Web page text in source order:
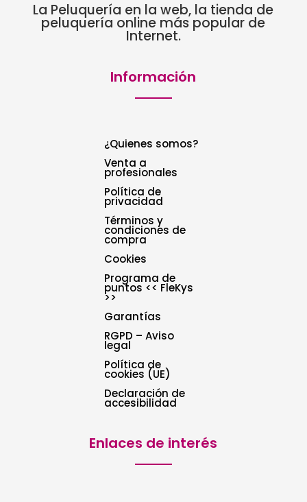
La Peluquería en la web, la tienda de
peluquería online más popular de
Internet.
Información
¿Quienes somos?
Venta a
profesionales
Política de
privacidad
Términos y
condiciones de
compra
Cookies
Programa de
puntos << FleKys
>>
Garantías
RGPD – Aviso
legal
Política de
cookies (UE)
Declaración de
accesibilidad
Enlaces de interés